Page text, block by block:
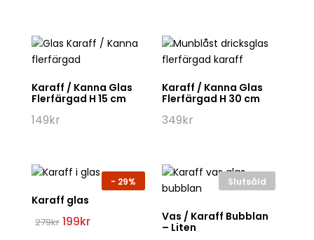
Karaff / Kanna Glas
Flerfärgad H 15 cm
149kr
Karaff / Kanna Glas
Flerfärgad H 30 cm
349kr
- 29%
Karaff glas
279kr Det
199krDet
Slutsåld
Vas / Karaff Bubblan
– Liten